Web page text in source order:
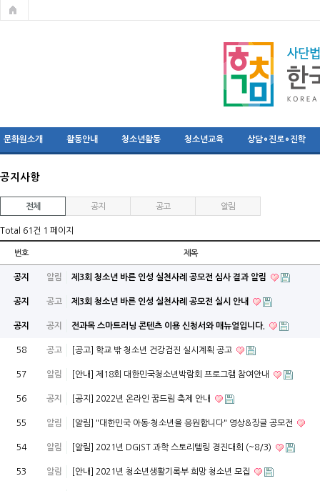
문화원소개 활동안내 청소년활동 청소년교육 상담∘진로∘진학
공지사항
전체 공지 공고 알림
Total 61건 1 페이지
번호 제목
공지 알림 제3회 청소년 바른 인성 실천사례 공모전 심사 결과 알림
공지 공고 제3회 청소년 바른 인성 실천사례 공모전 실시 안내
공지 공지 전과목 스마트러닝 콘텐츠 이용 신청서와 매뉴얼입니다.
58 공고 [공고] 학교 밖 청소년 건강검진 실시계획 공고
57 알림 [안내] 제18회 대한민국청소년박람회 프로그램 참여안내
56 공지 [공지] 2022년 온라인 꿈드림 축제 안내
55 알림 [알림] "대한민국 아동·청소년을 응원합니다" 영상&징글 공모전
54 알림 [알림] 2021년 DGIST 과학 스토리텔링 경진대회 (~8/3)
53 알림 [안내] 2021년 청소년생활기록부 희망 청소년 모집